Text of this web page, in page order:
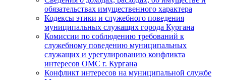
обязательствах имущественного характера
Кодексы этики и служебного поведения
муниципальных служащих города Кургана
Комиссии по соблюдению требований к
служебному поведению муниципальных
служащих и урегулированию конфликта
интересов ОМС г. Кургана
Конфликт интересов на муниципальной службе